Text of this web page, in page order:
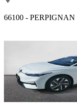
66100 - PERPIGNAN